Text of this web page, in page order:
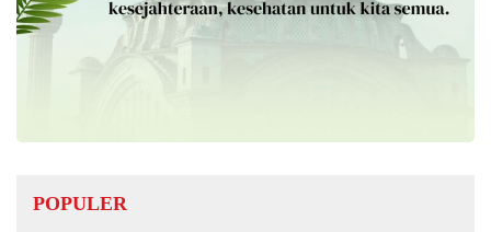
POPULER